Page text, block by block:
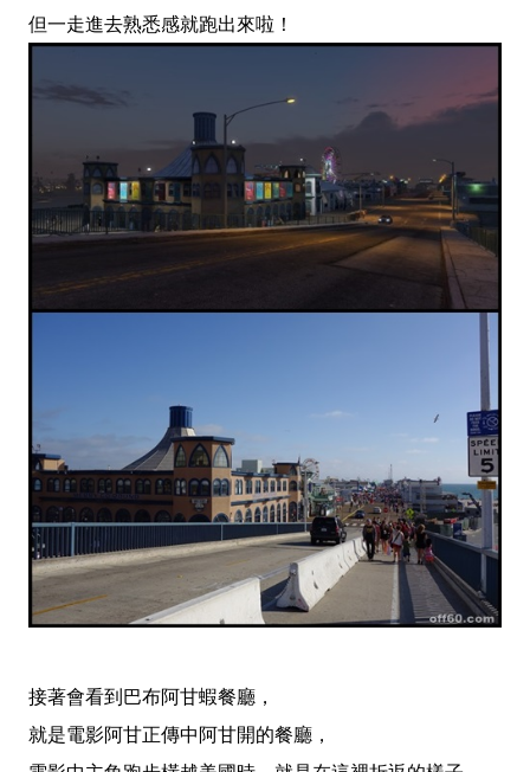
但一走進去熟悉感就跑出來啦！
接著會看到巴布阿甘蝦餐廳，
就是電影阿甘正傳中阿甘開的餐廳，